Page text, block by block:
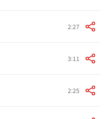
2:27
3:11
2:25